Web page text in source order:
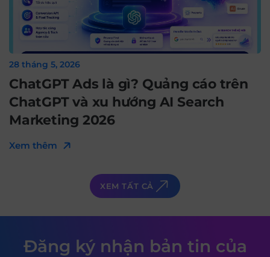
28 tháng 5, 2026
ChatGPT Ads là gì? Quảng cáo trên
ChatGPT và xu hướng AI Search
Marketing 2026
Xem thêm
XEM TẤT CẢ
Đăng ký nhận bản tin của